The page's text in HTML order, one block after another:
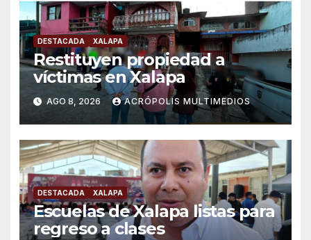
DESTACADA XALAPA
Restituyen propiedad a
víctimas en Xalapa
AGO 8, 2026 ACRÓPOLIS MULTIMEDIOS
DESTACADA XALAPA
Escuelas de Xalapa listas para
regreso a clases